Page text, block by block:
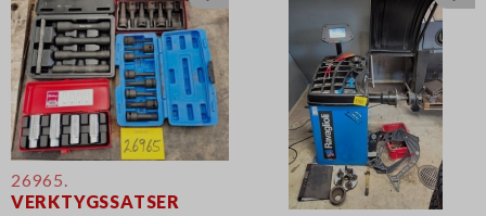
26965.
VERKTYGSSATSER